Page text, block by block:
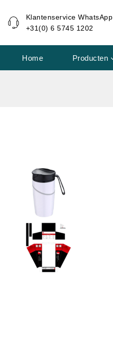
inhoud
Klantenservice WhatsApp
+31(0) 6 5745 1202
Home Producten